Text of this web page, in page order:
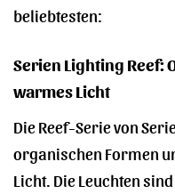
beliebtesten:
Serien Lighting Reef:
warmes Licht
Die Reef-Serie von
organischen Formen
Licht. Die Leuchten